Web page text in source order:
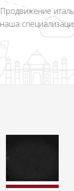
Продвижение
наша